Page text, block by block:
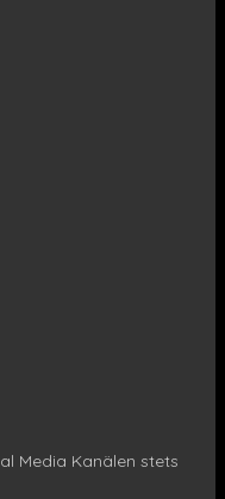
Media Kanälen stets